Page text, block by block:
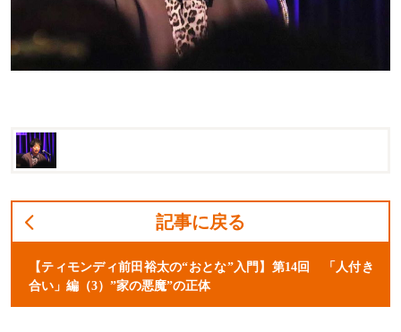
記事に戻る
【ティモンディ前田裕太の“おとな”入門】第14回 「人付き
合い」編（3）”家の悪魔”の正体